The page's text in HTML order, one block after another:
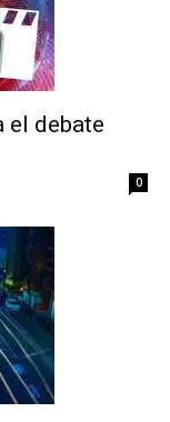
el debate
0